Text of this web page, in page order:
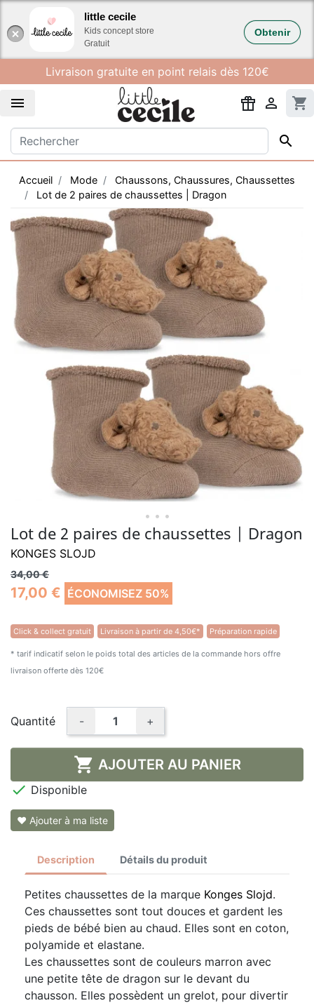
little cecile
Kids concept store
Gratuit
Obtenir
Livraison gratuite en point relais dès 120€
  shopping_cart

Accueil Mode
Chaussons, Chaussures, Chaussettes
Lot de 2 paires de chaussettes | Dragon
• • •
Lot de 2 paires de chaussettes | Dragon
KONGES SLOJD
34,00 €
17,00 € ÉCONOMISEZ 50%
Click & collect gratuit Livraison à partir de 4,50€* Préparation rapide
* tarif indicatif selon le poids total des articles de la commande hors offre
livraison offerte dès 120€
Quantité - +
 AJOUTER AU PANIER
 Disponible
❤ Ajouter à ma liste
Description Détails du produit
Petites chaussettes de la marque Konges Slojd.
Ces chaussettes sont tout douces et gardent les
pieds de bébé bien au chaud. Elles sont en coton,
polyamide et elastane.
Les chaussettes sont de couleurs marron avec
une petite tête de dragon sur le devant du
chausson. Elles possèdent un grelot, pour divertir